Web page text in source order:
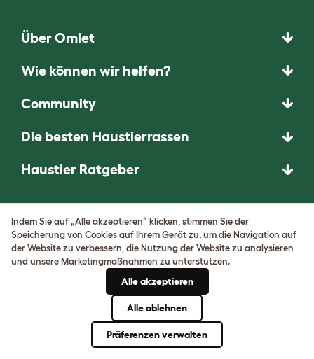
Über Omlet
Wie können wir helfen?
Community
Die besten Haustierrassen
Haustier Ratgeber
DAS UNERWARTETE
FRAGEN. DAS
HERAUSRAGENDE
ERFINDEN.
Indem Sie auf „Alle akzeptieren“ klicken, stimmen Sie der
Speicherung von Cookies auf Ihrem Gerät zu, um die Navigation auf
der Website zu verbessern, die Nutzung der Website zu analysieren
und unsere Marketingmaßnahmen zu unterstützen.
Alle akzeptieren
Alle ablehnen
Präferenzen verwalten